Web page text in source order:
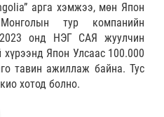
арга хэмжээ, мөн Япон
тур компанийн
2023 онд НЭГ САЯ жуулчин
Япон Улсаас 100.000
тавин ажиллаж байна. Тус
хотод болно.